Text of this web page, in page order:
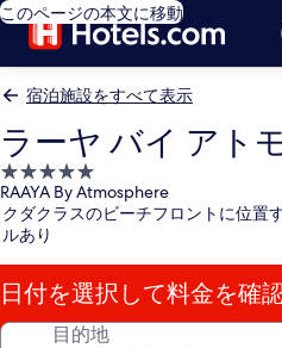
このページの本文に移動
宿泊施設をすべて表示
ラーヤ バイ アト
5.0
つ
星
泊
施
設
RAAYA By Atmosphere
クダクラスのビーチフロントに位置
ルあり
日付を選択して料金を確
目的地